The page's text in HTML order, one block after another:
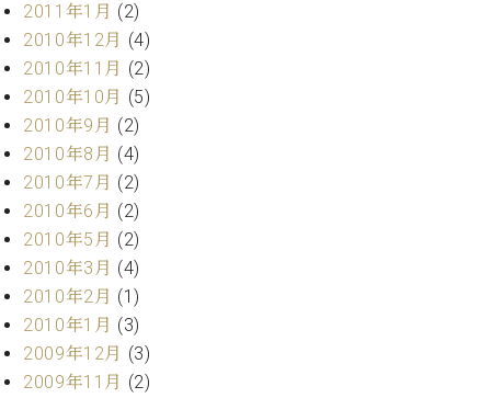
2011年1月 (2)
2010年12月 (4)
2010年11月 (2)
2010年10月 (5)
2010年9月 (2)
2010年8月 (4)
2010年7月 (2)
2010年6月 (2)
2010年5月 (2)
2010年3月 (4)
2010年2月 (1)
2010年1月 (3)
2009年12月 (3)
2009年11月 (2)